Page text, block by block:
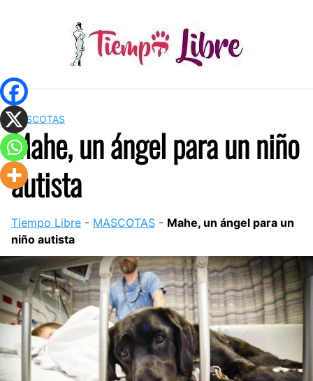
MASCOTAS
Mahe, un ángel para un niño
autista
Tiempo Libre - MASCOTAS - Mahe, un ángel para un
niño autista